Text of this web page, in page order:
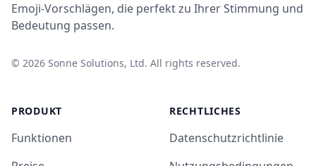
Emoji-Vorschlägen, die perfekt zu Ihrer Stimmung und
Bedeutung passen.
© 2026 Sonne Solutions, Ltd. All rights reserved.
PRODUKT
Funktionen
RECHTLICHES
Datenschutzrichtlinie